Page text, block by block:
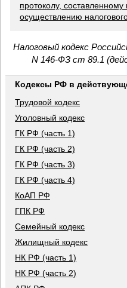
протоколу,
осуществлению
Налоговый кодекс
N 146-ФЗ ст 89.1
Кодексы РФ в
Трудовой кодекс
Уголовный кодекс
ГК РФ (часть 1)
ГК РФ (часть 2)
ГК РФ (часть 3)
ГК РФ (часть 4)
КоАП РФ
ГПК РФ
Семейный кодекс
Жилищный кодекс
НК РФ (часть 1)
НК РФ (часть 2)